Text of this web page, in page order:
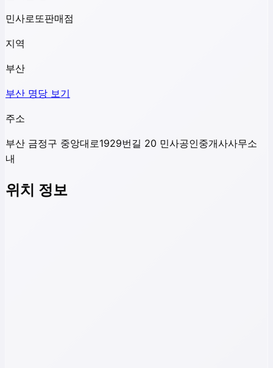
민사로또판매점
지역
부산
부산 명당 보기
주소
부산 금정구 중앙대로1929번길 20 민사공인중개사사무소
내
위치 정보